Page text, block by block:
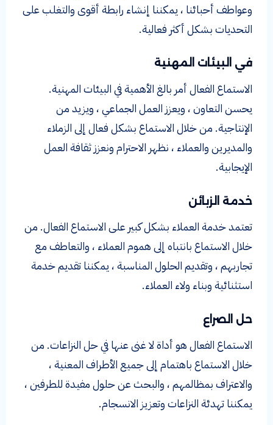
وعواطف أحبائنا ، يمكننا إنشاء رابطة أقوى والتغلب على
التحديات بشكل أكثر فعالية.
في البيئات المهنية
الاستماع الفعال أمر بالغ الأهمية في البيئات المهنية.
يحسن التعاون ، ويعزز العمل الجماعي ، ويزيد من
الإنتاجية. من خلال الاستماع بشكل فعال إلى الزملاء
والمديرين والعملاء ، نظهر الاحترام ونعزز ثقافة العمل
الإيجابية.
خدمة الزبائن
تعتمد خدمة العملاء بشكل كبير على الاستماع الفعال. من
خلال الاستماع بانتباه إلى هموم العملاء ، والتعاطف مع
تجاربهم ، وتقديم الحلول المناسبة ، يمكننا تقديم خدمة
استثنائية وبناء ولاء العملاء.
حل الصراع
الاستماع الفعال هو أداة لا غنى عنها في حل النزاعات. من
خلال الاستماع باهتمام إلى جميع الأطراف المعنية ،
والاعتراف بمظالمهم ، والبحث عن حلول مفيدة للطرفين ،
يمكننا تهدئة النزاعات وتعزيز الانسجام.